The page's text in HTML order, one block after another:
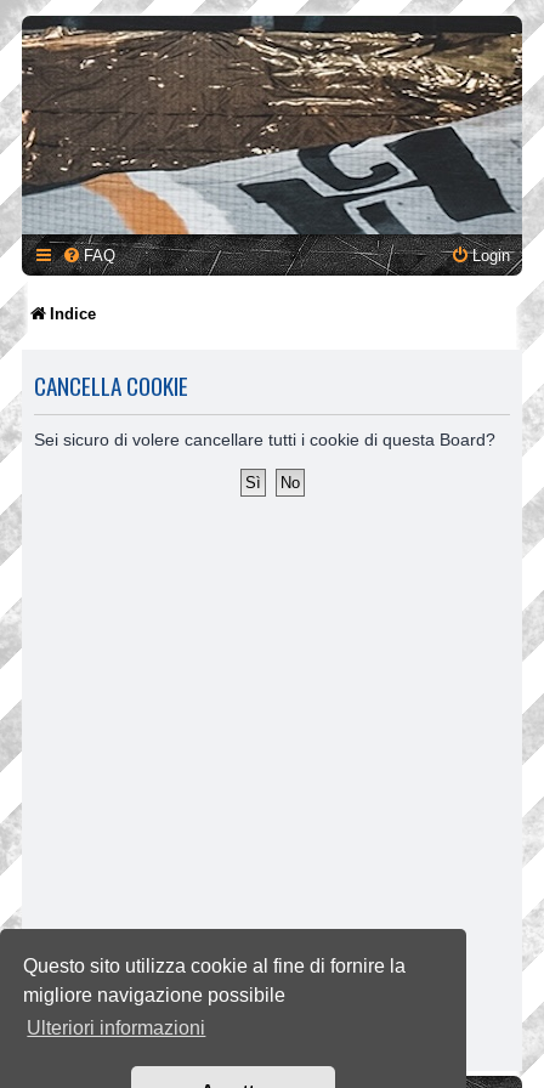
Questo sito utilizza cookie al fine di fornire la
migliore navigazione possibile
Ulteriori informazioni
FAQ Login
Indice
CANCELLA COOKIE
Sei sicuro di volere cancellare tutti i cookie di questa Board?